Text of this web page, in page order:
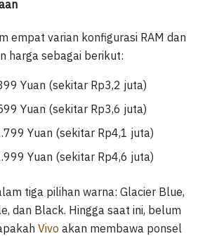
empat varian konfigurasi RAM dan
harga sebagai berikut:
Yuan (sekitar Rp3,2 juta)
Yuan (sekitar Rp3,6 juta)
Yuan (sekitar Rp4,1 juta)
Yuan (sekitar Rp4,6 juta)
tiga pilihan warna: Glacier Blue,
dan Black. Hingga saat ini, belum
Vivo akan membawa ponsel